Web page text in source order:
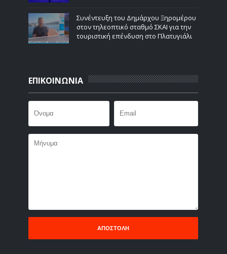
Συνέντευξη του Δημάρχου Ξηρομέρου
στον τηλεοπτικό σταθμό ΣΚΑΙ για την
τουριστική επένδυση στο Πλατυγιάλι
ΕΠΙΚΟΙΝΩΝΙΑ